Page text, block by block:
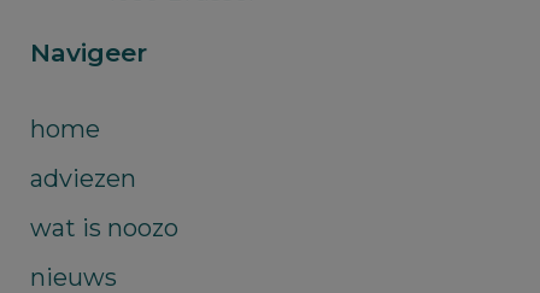
Navigeer
home
adviezen
wat is noozo
nieuws